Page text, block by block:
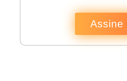
Assine